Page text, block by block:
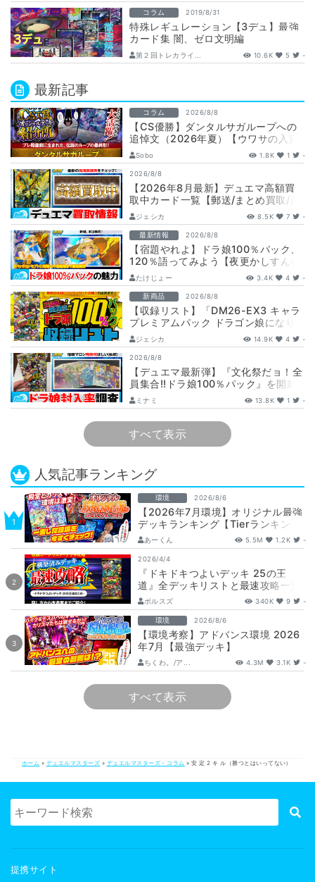
コラム 2019/8/31
特殊レギュレーション【3デュ】最強
カード集 闇、ゼロ文明編
第２回トレカライ... 10.6K 5 -
最新記事
コラム 2026/8/8
【CS優勝】ダンタルサガループへの
追悼文（2026年夏）【ウワサの入賞
オリジナルデッキ紹介所 – …
Sobo 1.8K 1 -
2026/8/8
【2026年8月最新】デュエマ高額買
取中カード一覧【郵送/まとめ買取/買
取表/相場/金トレジャー】
ジェシカ 8.5K 7 -
最新情報 2026/8/8
【宿題やれよ】ドラ娘100％パック、
120％語ってみよう【夜更かしすんな
よ】
たけじょー 3.4K 4 -
新商品 2026/8/8
【収録リスト】「DM26-EX3 キャラ
プレミアムパック ドラゴン娘になり
たくないっ！ 文化祭だョ！全員集
合!…
ジェシカ 14.9K 4 -
2026/8/8
【デュエマ最新弾】『文化祭だョ！全
員集合!!ドラ娘100％パック』を開封
して封入率調査！【25周年/ドラゴン
娘…
ミナミ 13.8K 1 -
すべて表示
人気記事ランキング
環境 2026/8/6
【2026年7月環境】オリジナル最強
デッキランキング【Tierランキン
グ】
あーくん 5.5M 1.2K -
2026/4/4
『ドキドキつよいデッキ 25の王
道』全デッキリストと最速攻略一覧
【DM26-SD1】
ボルスズ 340K 9 -
環境 2026/8/6
【環境考察】アドバンス環境 2026
年7月【最強デッキ】
ちくわ。/ア... 4.3M 3.1K -
すべて表示
ホーム » デュエルマスターズ » デュエルマスターズ - コラム »安 定 2 キ ル（勝つとはいってない）
提携サイト